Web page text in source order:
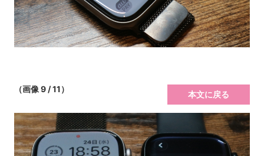
（画像 9 / 11）
本文に戻る